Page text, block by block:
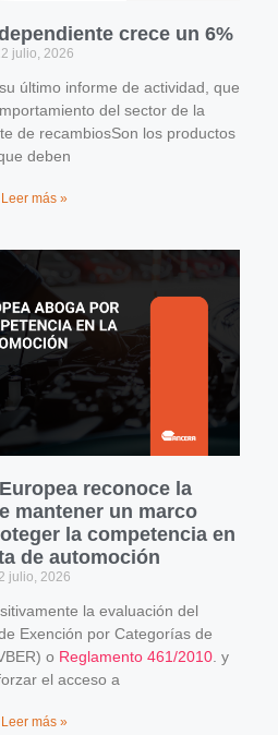
crece un 6%
julio, 2026
último informe de actividad, que
del sector de la
de recambiosSon los productos
deben
Leer más »
reconoce la
mantener un marco
la competencia en
de automoción
julio, 2026
la evaluación del
Exención por Categorías de
o Reglamento 461/2010. y
el acceso a
Leer más »